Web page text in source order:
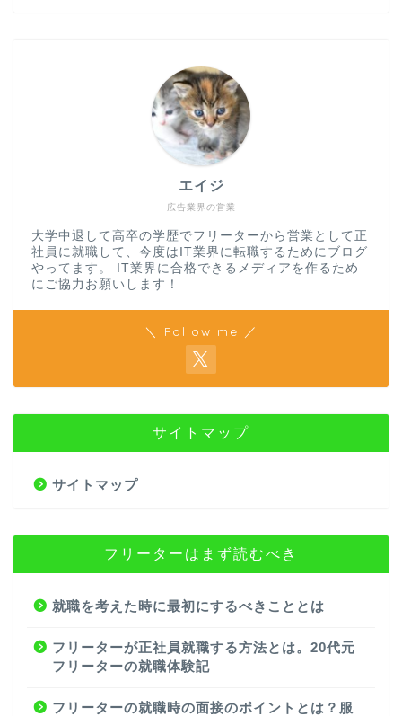
広告業界の営業
エイジ
大学中退して高卒の学歴でフリーターから営業として正
社員に就職して、今度はIT業界に転職するためにブログ
やってます。 IT業界に合格できるメディアを作るため
にご協力お願いします！
＼ Follow me ／
サイトマップ
サイトマップ
フリーターはまず読むべき
就職を考えた時に最初にするべきこととは
フリーターが正社員就職する方法とは。20代元
フリーターの就職体験記
フリーターの就職時の面接のポイントとは？服